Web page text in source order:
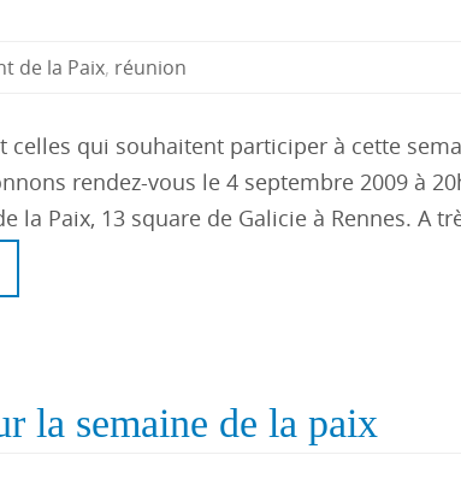
de la Paix, réunion
celles qui souhaitent participer à cette
rendez-vous le 4 septembre 2009 à
la Paix, 13 square de Galicie à Rennes. A
la semaine de la paix